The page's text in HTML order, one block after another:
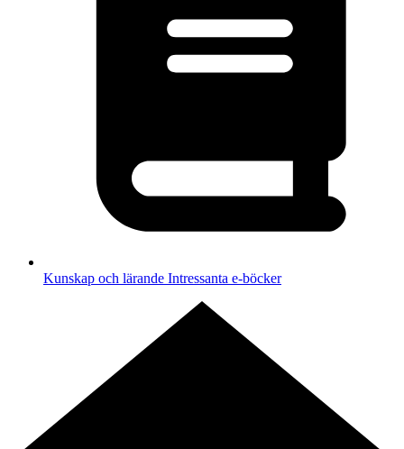
Kunskap och lärande Intressanta e-böcker